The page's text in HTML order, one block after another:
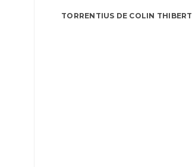
TORRENTIUS DE COLIN THIBERT